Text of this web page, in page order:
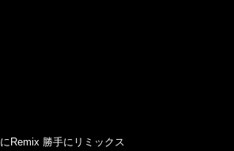
Remix 勝手にリミックス